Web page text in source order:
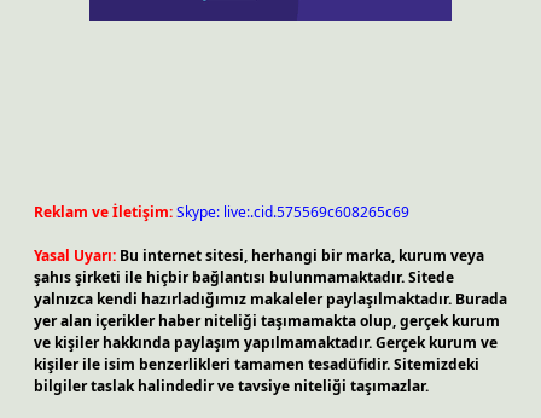
Reklam ve İletişim:Skype: live:.cid.575569c608265c69
Yasal Uyarı: Bu internet sitesi, herhangi bir marka, kurum veya
şahıs şirketi ile hiçbir bağlantısı bulunmamaktadır. Sitede
yalnızca kendi hazırladığımız makaleler paylaşılmaktadır. Burada
yer alan içerikler haber niteliği taşımamakta olup, gerçek kurum
ve kişiler hakkında paylaşım yapılmamaktadır. Gerçek kurum ve
kişiler ile isim benzerlikleri tamamen tesadüfidir. Sitemizdeki
bilgiler taslak halindedir ve tavsiye niteliği taşımazlar.